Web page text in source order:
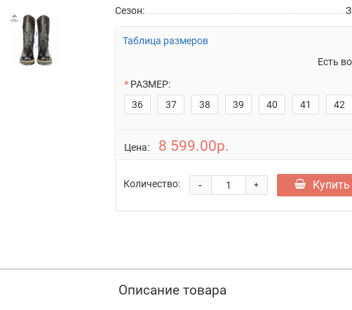
Сезон:
Таблица размеров
Есть
РАЗМЕР:
36
37 38 39 40 41 42
Цена: 8 599.00р.
Количество: +
- Купить
Описание товара